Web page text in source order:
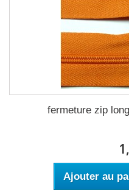
fermeture zip
Ajouter au